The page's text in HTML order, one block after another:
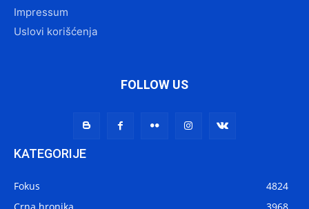
Impressum
Uslovi korišćenja
FOLLOW US
KATEGORIJE
Fokus
4824